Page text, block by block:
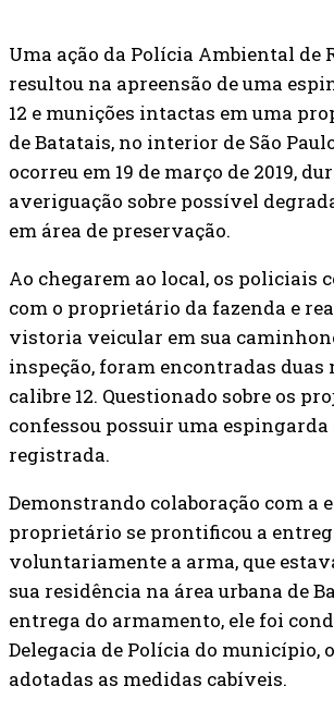
Uma ação da Polícia Ambiental de
resultou na apreensão de uma
12 e munições intactas em uma
de Batatais, no interior de São
ocorreu em 19 de março de 2019,
averiguação sobre possível
em área de preservação.
Ao chegarem ao local, os policiais
com o proprietário da fazenda e
vistoria veicular em sua
inspeção, foram encontradas duas
calibre 12. Questionado sobre os
confessou possuir uma espingarda
registrada.
Demonstrando colaboração com a
proprietário se prontificou a
voluntariamente a arma, que
sua residência na área urbana de
entrega do armamento, ele foi
Delegacia de Polícia do município,
adotadas as medidas cabíveis.